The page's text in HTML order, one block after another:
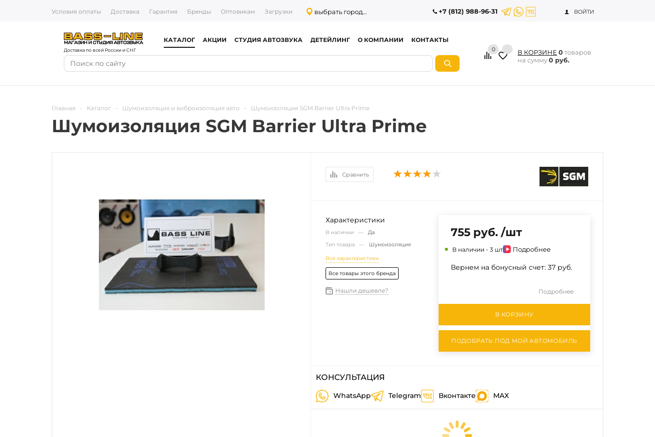
Условия оплаты Доставка Гарантия Бренды Оптовикам Загрузки выбрать город... +7 (812) 988-96-31 ВОЙТИ
Доставка по всей России и СНГ
КАТАЛОГ АКЦИИ СТУДИЯ АВТОЗВУКА ДЕТЕЙЛИНГ О КОМПАНИИ КОНТАКТЫ
0 В КОРЗИНЕ 0товаров
на сумму0 руб.
Главная - Каталог - Шумоизоляция и виброизоляция авто - Шумоизоляция SGM Barrier Ultra Prime
Шумоизоляция SGM Barrier Ultra Prime
Сравнить
Характеристики
В наличии —Да
Тип товара — Шумоизоляция
Все характеристики
Все товары этого бренда
Нашли дешевле?
755 руб. /шт
В наличии - 3 шт Подробнее
Вернем на бонусный счет: 37 руб.
Подробнее
В КОРЗИНУ
ПОДОБРАТЬ ПОД МОЙ АВТОМОБИЛЬ
КОНСУЛЬТАЦИЯ
WhatsApp Telegram Вконтакте MAX